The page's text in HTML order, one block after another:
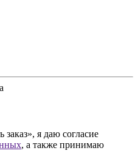
я даю согласие
, а также принимаю